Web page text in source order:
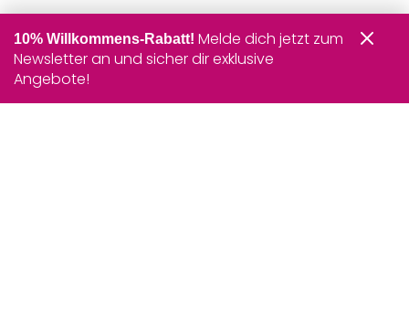
10% Willkommens-Rabatt! Melde dich jetzt zum
Newsletter an und sicher dir exklusive
Angebote!